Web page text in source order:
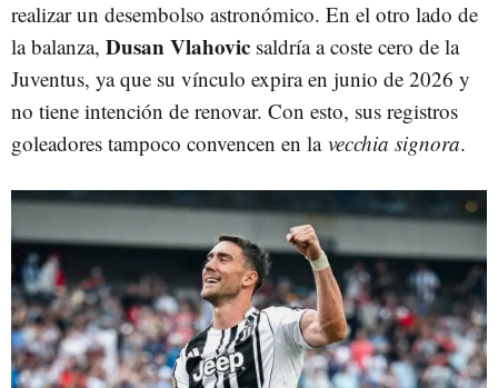
realizar un desembolso astronómico. En el otro lado de
la balanza, Dusan Vlahovic saldría a coste cero de la
Juventus, ya que su vínculo expira en junio de 2026 y
no tiene intención de renovar. Con esto, sus registros
goleadores tampoco convencen en la vecchia signora.